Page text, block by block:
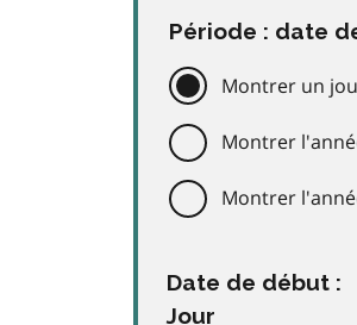
Période : date
Montrer un
Montrer
Montrer
Date de début :
Jour